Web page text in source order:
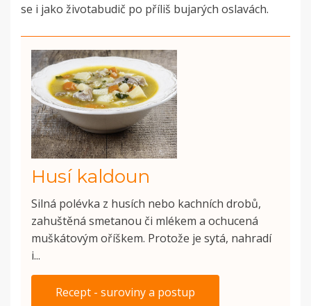
se i jako životabudič po příliš bujarých oslavách.
Husí kaldoun
Silná polévka z husích nebo kachních drobů,
zahuštěná smetanou či mlékem a ochucená
muškátovým oříškem. Protože je sytá, nahradí
i...
Recept - suroviny a postup